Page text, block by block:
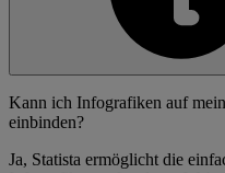
Kann ich Infografiken auf
einbinden?
Ja, Statista ermöglicht die